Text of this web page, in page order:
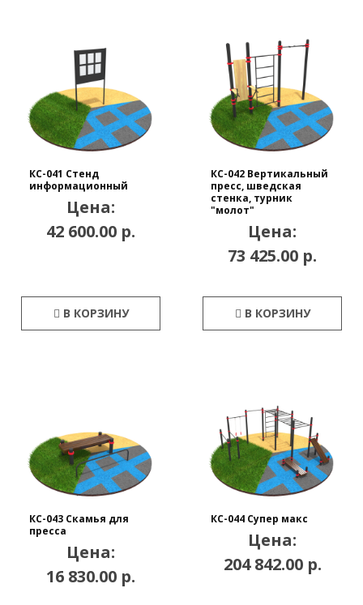
КС-041 Стенд
информационный
Цена:
42 600.00 р.
В КОРЗИНУ
КС-042 Вертикальный
пресс, шведская
стенка, турник
"молот"
Цена:
73 425.00 р.
В КОРЗИНУ
КС-043 Скамья для
пресса
Цена:
16 830.00 р.
КС-044 Супер макс
Цена:
204 842.00 р.